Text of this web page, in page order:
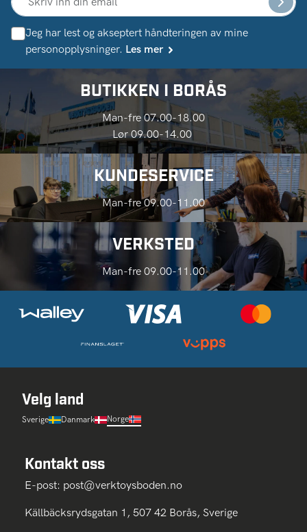
Jeg har lest og akseptert håndteringen av mine
personopplysninger. Les mer
BUTIKKEN I BORÅS
Man-fre 07.00-18.00
Lør 09.00-14.00
KUNDESERVICE
Man-fre 09.00-11.00
VERKSTED
Man-fre 09.00-11.00
Velg land
Sverige Danmark Norge
Kontakt oss
E-post: post@verktoysboden.no
Källbäcksrydsgatan 1, 507 42 Borås, Sverige